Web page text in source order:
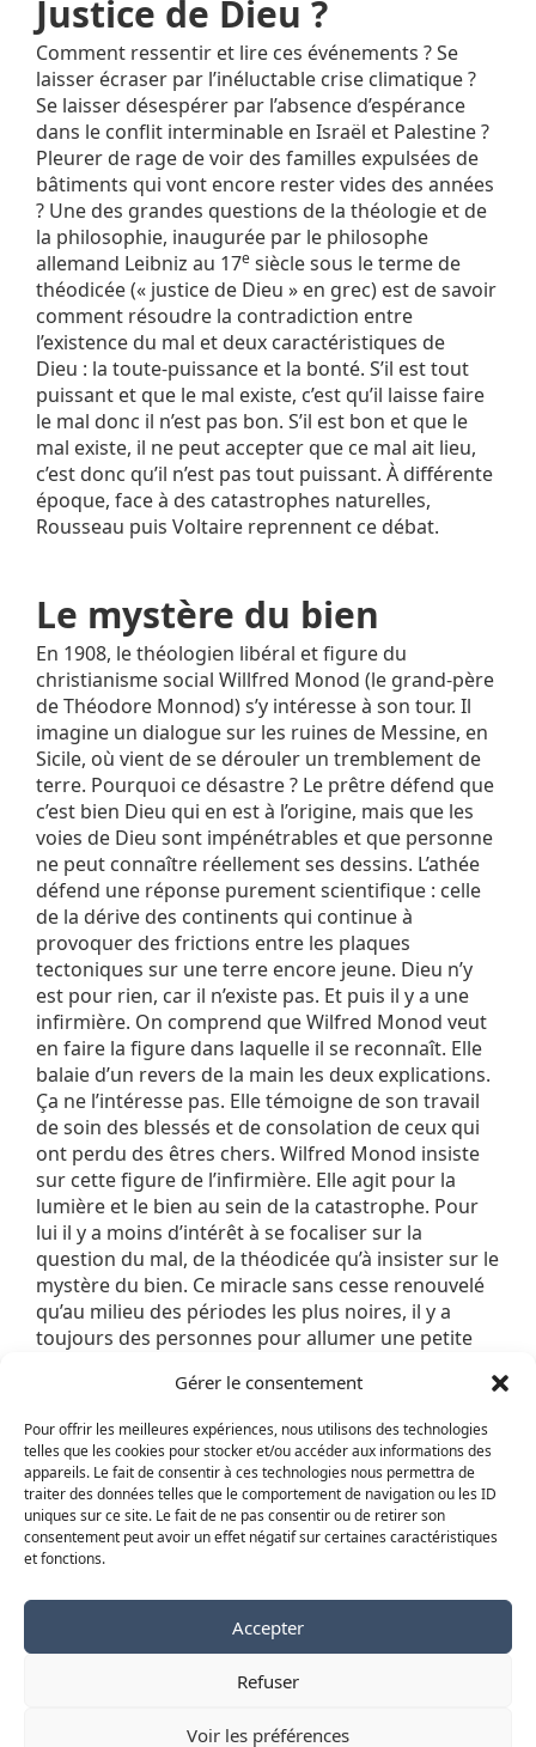
Gérer le consentement
Pour offrir les meilleures expériences, nous utilisons des technologies
telles que les cookies pour stocker et/ou accéder aux informations des
appareils. Le fait de consentir à ces technologies nous permettra de
traiter des données telles que le comportement de navigation ou les ID
uniques sur ce site. Le fait de ne pas consentir ou de retirer son
consentement peut avoir un effet négatif sur certaines caractéristiques
et fonctions.
Accepter
Refuser
Voir les préférences
Justice de Dieu ?
Comment ressentir et lire ces événements ? Se
laisser écraser par l’inéluctable crise climatique ?
Se laisser désespérer par l’absence d’espérance
dans le conflit interminable en Israël et Palestine ?
Pleurer de rage de voir des familles expulsées de
bâtiments qui vont encore rester vides des années
? Une des grandes questions de la théologie et de
la philosophie, inaugurée par le philosophe
allemand Leibniz au 17e siècle sous le terme de
théodicée (« justice de Dieu » en grec) est de savoir
comment résoudre la contradiction entre
l’existence du mal et deux caractéristiques de
Dieu : la toute-puissance et la bonté. S’il est tout
puissant et que le mal existe, c’est qu’il laisse faire
le mal donc il n’est pas bon. S’il est bon et que le
mal existe, il ne peut accepter que ce mal ait lieu,
c’est donc qu’il n’est pas tout puissant. À différente
époque, face à des catastrophes naturelles,
Rousseau puis Voltaire reprennent ce débat.
Le mystère du bien
En 1908, le théologien libéral et figure du
christianisme social Willfred Monod (le grand-père
de Théodore Monnod) s’y intéresse à son tour. Il
imagine un dialogue sur les ruines de Messine, en
Sicile, où vient de se dérouler un tremblement de
terre. Pourquoi ce désastre ? Le prêtre défend que
c’est bien Dieu qui en est à l’origine, mais que les
voies de Dieu sont impénétrables et que personne
ne peut connaître réellement ses dessins. L’athée
défend une réponse purement scientifique : celle
de la dérive des continents qui continue à
provoquer des frictions entre les plaques
tectoniques sur une terre encore jeune. Dieu n’y
est pour rien, car il n’existe pas. Et puis il y a une
infirmière. On comprend que Wilfred Monod veut
en faire la figure dans laquelle il se reconnaît. Elle
balaie d’un revers de la main les deux explications.
Ça ne l’intéresse pas. Elle témoigne de son travail
de soin des blessés et de consolation de ceux qui
ont perdu des êtres chers. Wilfred Monod insiste
sur cette figure de l’infirmière. Elle agit pour la
lumière et le bien au sein de la catastrophe. Pour
lui il y a moins d’intérêt à se focaliser sur la
question du mal, de la théodicée qu’à insister sur le
mystère du bien. Ce miracle sans cesse renouvelé
qu’au milieu des périodes les plus noires, il y a
toujours des personnes pour allumer une petite
Pour écouter les exilés, aimer la planète, prier et
manifester pour la paix, ouvrir sa porte à l’expulsé.
Pour sauver une personne et par cela sauver
l’humanité, comme on le dit dans les sagesses
juives comme musulmanes. Pour penser que la vie
et l’humanité seront toujours plus fortes.
Stéphane Lavignotte, pasteur et coordinateur
Un blog partenaire deRegards protestants